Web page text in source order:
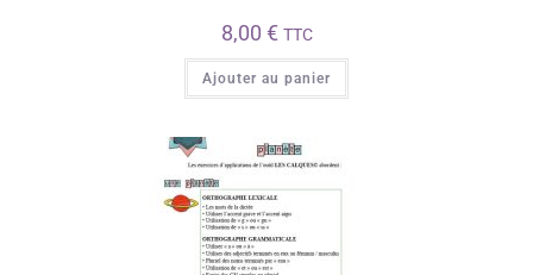
8,00 € TTC
Ajouter au panier